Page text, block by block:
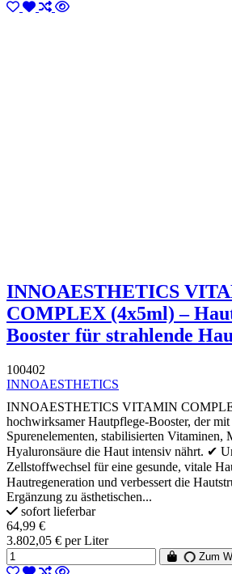
INNOAESTHETICS
COMPLEX (4x5ml) –
Booster für strahlende
100402
INNOAESTHETICS
INNOAESTHETICS VITAMIN
hochwirksamer Hautpflege-Booster, der
Spurenelementen, stabilisierten Vitaminen,
Hyaluronsäure die Haut intensiv nährt. ✔
Zellstoffwechsel für eine gesunde, vitale
Hautregeneration und verbessert die
Ergänzung zu ästhetischen...
sofort lieferbar
64,99 €
3.802,05 € per Liter
Zum